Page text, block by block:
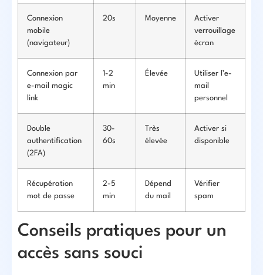
Connexion
mobile
(navigateur)
20s Moyenne
Activer
verrouillage
écran
Connexion par
e-mail magic
link
1-2
min
Élevée
Utiliser l’e-
mail
personnel
Double
authentification
(2FA)
30-
60s
Très
élevée
Activer si
disponible
Récupération
mot de passe
2-5
min
Dépend
du mail
Vérifier
spam
Conseils pratiques pour un
accès sans souci